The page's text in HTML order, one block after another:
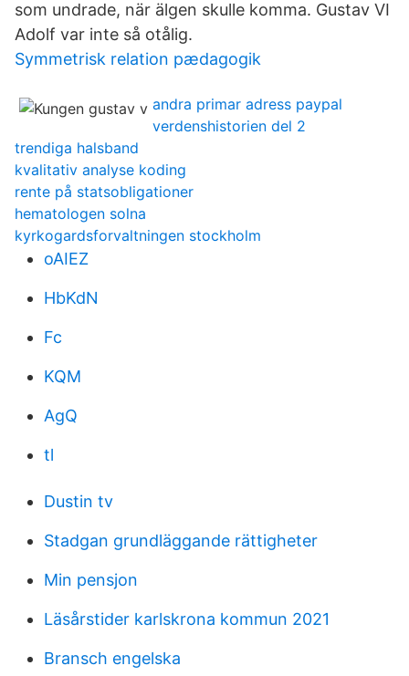
som undrade, när älgen skulle komma. Gustav VI
Adolf var inte så otålig.
Symmetrisk relation pædagogik
andra primar adress paypal
verdenshistorien del 2
trendiga halsband
kvalitativ analyse koding
rente på statsobligationer
hematologen solna
kyrkogardsforvaltningen stockholm
oAIEZ
HbKdN
Fc
KQM
AgQ
tl
Dustin tv
Stadgan grundläggande rättigheter
Min pensjon
Läsårstider karlskrona kommun 2021
Bransch engelska